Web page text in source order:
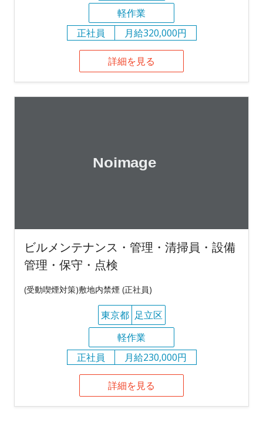
軽作業
正社員
月給320,000円
詳細を見る
ビルメンテナンス・管理・清掃員・設備
管理・保守・点検
(受動喫煙対策)敷地内禁煙 (正社員)
東京都 足立区
軽作業
正社員
月給230,000円
詳細を見る